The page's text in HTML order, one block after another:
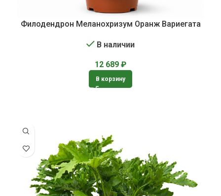
Филодендрон Меланохризум Оранж Вариегата
В наличии
12 689 ₽
В корзину